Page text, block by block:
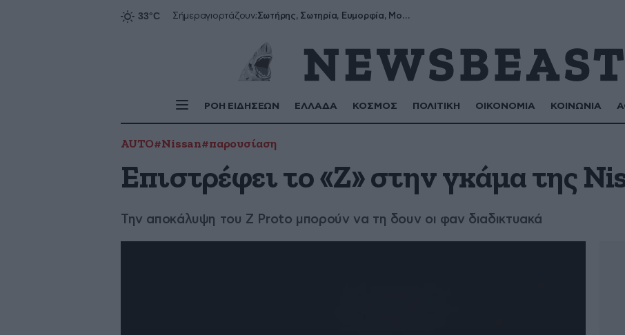
Σήμεραγιορτάζουν: Σωτήρης, Σωτηρία, Ευμορφία, Μορφούλα
ΡΟΗ ΕΙΔΗΣΕΩΝ ΕΛΛΑΔΑ ΚΟΣΜΟΣ ΠΟΛΙΤΙΚΗ ΟΙΚΟΝΟΜΙΑ ΚΟΙΝΩΝΙΑ
AUTO#Nissan#παρουσίαση
Επιστρέφει το «Ζ» στην γκάμα της
Την αποκάλυψη του Ζ Proto μπορούν να τη δουν οι φαν διαδικτυακά